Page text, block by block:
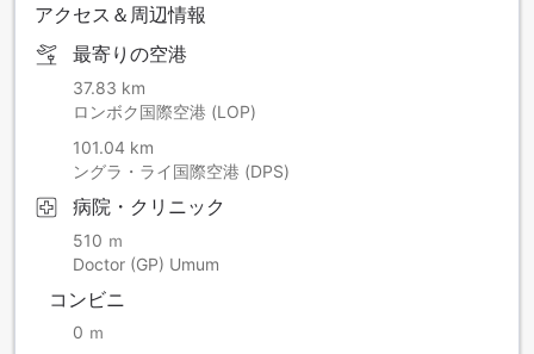
アクセス＆周辺情報
最寄りの空港
37.83 km
ロンボク国際空港 (LOP)
101.04 km
ングラ・ライ国際空港 (DPS)
病院・クリニック
510 ｍ
Doctor (GP) Umum
コンビニ
0 ｍ